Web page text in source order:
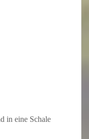
in eine Schale